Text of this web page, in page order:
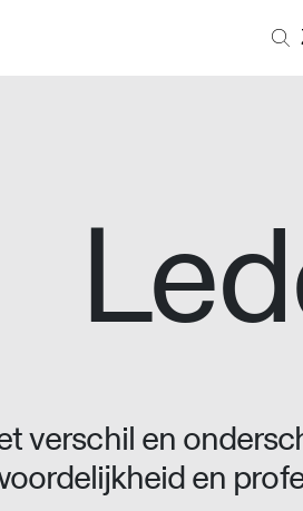
verschil en
en